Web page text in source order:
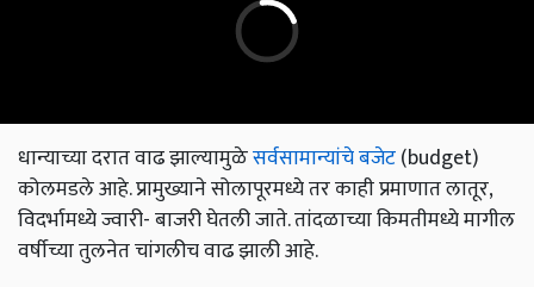
धान्याच्या दरात वाढ झाल्यामुळेसर्वसामान्यांचे बजेट(budget)
कोलमडले आहे. प्रामुख्याने सोलापूरमध्ये तर काही प्रमाणात लातूर,
विदर्भामध्ये ज्वारी- बाजरी घेतली जाते. तांदळाच्या किमतीमध्ये मागील
वर्षीच्या तुलनेत चांगलीच वाढ झाली आहे.